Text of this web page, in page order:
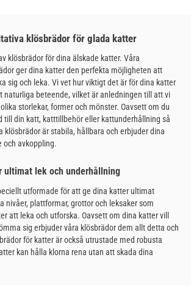
klösbrädor för glada katter
klösbrädor för dina älskade katter. Våra
ger dina katter den perfekta möjligheten att
sig och leka. Vi vet hur viktigt det är för dina katter
naturliga beteende, vilket är anledningen till att vi
storlekar, former och mönster. Oavsett om du
till din katt, katttillbehör eller kattunderhållning så
klösbrädor är stabila, hållbara och erbjuder dina
och avkoppling.
ultimat lek och underhållning
utformade för att ge dina katter ultimat
nivåer, plattformar, grottor och leksaker som
att leka och utforska. Oavsett om dina katter vill
sig erbjuder våra klösbrädor dem allt detta och
för katter är också utrustade med robusta
kan hålla klorna rena utan att skada dina